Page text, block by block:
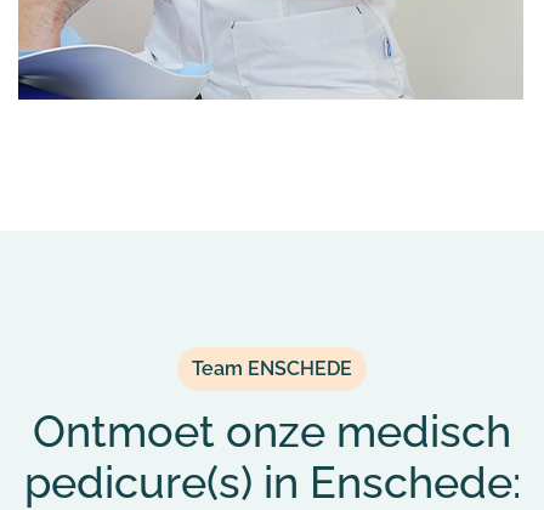
Team ENSCHEDE
Ontmoet onze medisch
pedicure(s) in Enschede: